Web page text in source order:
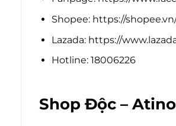
Shopee: https://
Lazada: https://
Hotline: 18006226
Shop Độc – Atino